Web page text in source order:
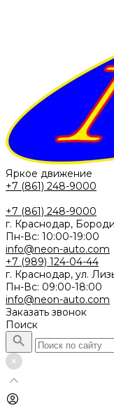
Яркое движение
+7 (861) 248-9000
+7 (861) 248-9000
г. Краснодар,
Пн-Вс: 10:00-19:00
info@neon-auto.com
+7 (989) 124-04-44
г. Краснодар, ул.
Пн-Вс: 09:00-18:00
info@neon-auto.com
Заказать звонок
Поиск